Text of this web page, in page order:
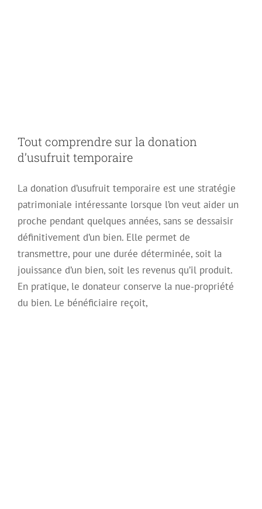
Tout comprendre sur la donation
d’usufruit temporaire
La donation d’usufruit temporaire est une stratégie
patrimoniale intéressante lorsque l’on veut aider un
proche pendant quelques années, sans se dessaisir
définitivement d’un bien. Elle permet de
transmettre, pour une durée déterminée, soit la
jouissance d’un bien, soit les revenus qu’il produit.
En pratique, le donateur conserve la nue-propriété
du bien. Le bénéficiaire reçoit,